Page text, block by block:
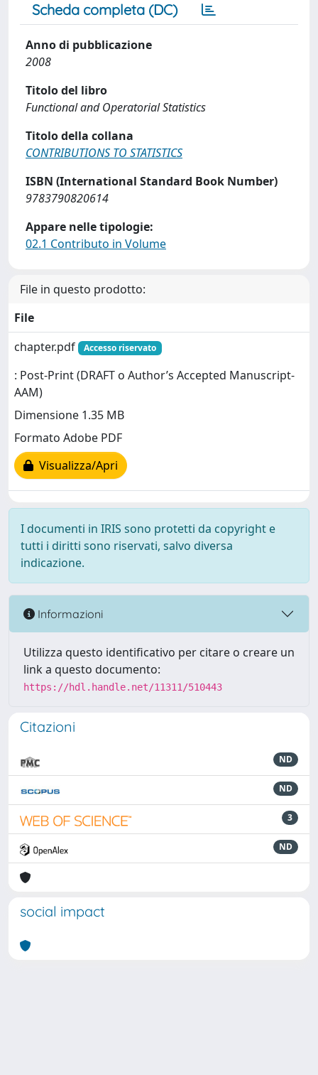
Scheda completa (DC)
Anno di pubblicazione
2008
Titolo del libro
Functional and Operatorial Statistics
Titolo della collana
CONTRIBUTIONS TO STATISTICS
ISBN (International Standard Book Number)
9783790820614
Appare nelle tipologie:
02.1 Contributo in Volume
File in questo prodotto:
File
chapter.pdf
Accesso riservato
: Post-Print (DRAFT o Author’s Accepted Manuscript-
AAM)
Dimensione 1.35 MB
Formato Adobe PDF
Visualizza/Apri
I documenti in IRIS sono protetti da copyright e
tutti i diritti sono riservati, salvo diversa
indicazione.
Informazioni
Utilizza questo identificativo per citare o creare un
link a questo documento:
https://hdl.handle.net/11311/510443
Citazioni
ND
ND
3
ND
social impact